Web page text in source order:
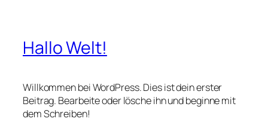
Hallo Welt!
Willkommen bei WordPress. Dies ist dein erster
Beitrag. Bearbeite oder lösche ihn und beginne mit
dem Schreiben!